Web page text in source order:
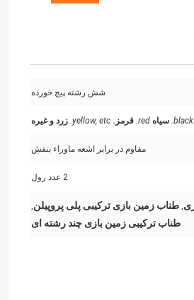
شش رشته پیچ خورده
black. سیاه red. قرمز. yellow, etc. زرد و غیره
مقاوم در برابر اشعه ماوراء بنفش
2 عدد رول
, طناب زمین بازی ترکیبی پلی پروپیلن,
طناب ترکیبی زمین بازی چند رشته ای